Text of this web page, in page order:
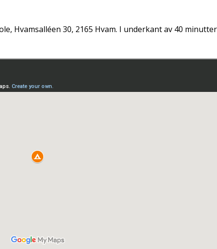
Hvamsalléen 30, 2165 Hvam. I underkant av 40